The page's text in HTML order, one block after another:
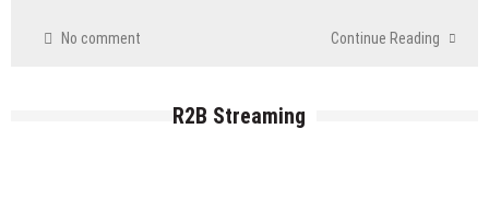
Inilah 16 Lokasi Sasaran MBG Dari SPPG
bymusa r2b
No comment Continue Reading
R2B Streaming